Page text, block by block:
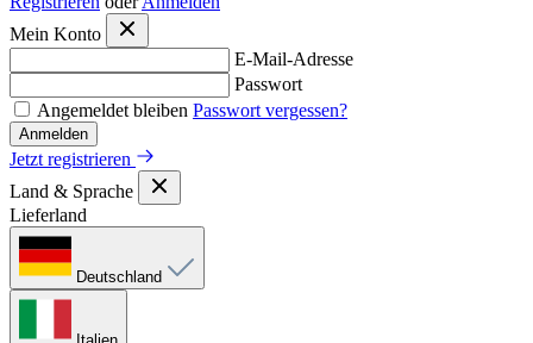
Mein Konto
E-Mail-Adresse
Passwort
Angemeldet bleiben Passwort vergessen?
Anmelden
Jetzt registrieren
Land & Sprache
Lieferland
Deutschland